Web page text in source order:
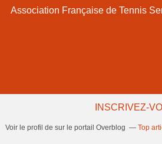
Association Française de Tennis
INSCRIVEZ-
Voir le profil de sur le portail Overblog Top